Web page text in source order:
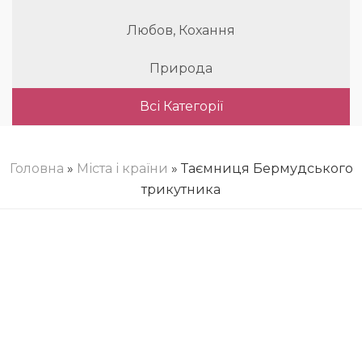
Любов, Кохання
Природа
Всі Категорії
Головна » Міста і країни » Таємниця Бермудського
трикутника